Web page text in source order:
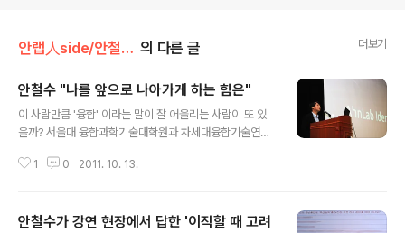
안랩人side/안철수 창업자 의 다른 글 더보기
안철수 "나를 앞으로 나아가게 하는 힘은"
이 사람만큼 '융합' 이라는 말이 잘 어울리는 사람이 또 있
을까? 서울대 융합과학기술대학원과 차세대융합기술연구
보내는 안철수 교수. 그는 창업자로서 매년 8월 말 열리는
쿨'을 찾은 그는 시골의사 박경철 원장, 방송인 김제동씨에
1 0 2011. 10. 13.
안철수가 강연 현장에서 답한 '이직할 때 고려